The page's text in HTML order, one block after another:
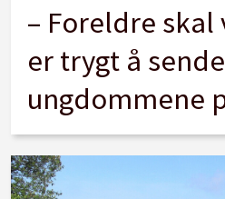
– Foreldre
er trygt å sende
ungdommene